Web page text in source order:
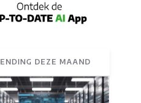
DEZE MAAND